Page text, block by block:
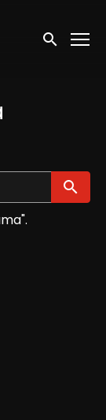
Wyszukaj